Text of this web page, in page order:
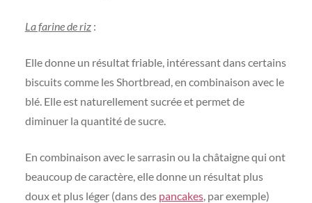
La farine de riz:
Elle donne un résultat friable, intéressant dans certains
biscuits comme les Shortbread, en combinaison avec le
blé. Elle est naturellement sucrée et permet de
diminuer la quantité de sucre.
En combinaison avec le sarrasin ou la châtaigne qui ont
beaucoup de caractère, elle donne un résultat plus
doux et plus léger (dans des pancakes, par exemple)